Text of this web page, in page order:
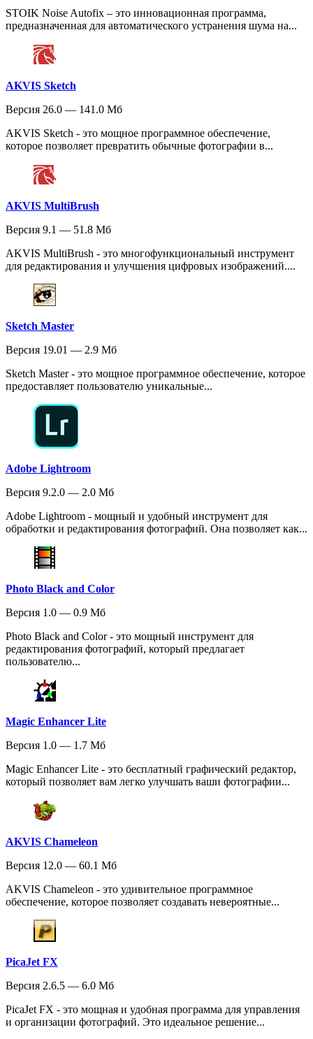
STOIK Noise Autofix – это инновационная программа,
предназначенная для автоматического устранения шума на...
AKVIS Sketch
Версия 26.0 — 141.0 Мб
AKVIS Sketch - это мощное программное обеспечение,
которое позволяет превратить обычные фотографии в...
AKVIS MultiBrush
Версия 9.1 — 51.8 Мб
AKVIS MultiBrush - это многофункциональный инструмент
для редактирования и улучшения цифровых изображений....
Sketch Master
Версия 19.01 — 2.9 Мб
Sketch Master - это мощное программное обеспечение, которое
предоставляет пользователю уникальные...
Adobe Lightroom
Версия 9.2.0 — 2.0 Мб
Adobe Lightroom - мощный и удобный инструмент для
обработки и редактирования фотографий. Она позволяет как...
Photo Black and Color
Версия 1.0 — 0.9 Мб
Photo Black and Color - это мощный инструмент для
редактирования фотографий, который предлагает
пользователю...
Magic Enhancer Lite
Версия 1.0 — 1.7 Мб
Magic Enhancer Lite - это бесплатный графический редактор,
который позволяет вам легко улучшать ваши фотографии...
AKVIS Chameleon
Версия 12.0 — 60.1 Мб
AKVIS Chameleon - это удивительное программное
обеспечение, которое позволяет создавать невероятные...
PicaJet FX
Версия 2.6.5 — 6.0 Мб
PicaJet FX - это мощная и удобная программа для управления
и организации фотографий. Это идеальное решение...